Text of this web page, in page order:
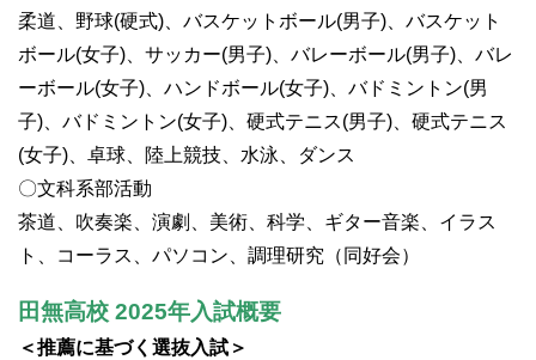
柔道、野球(硬式)、バスケットボール(男子)、バスケット
ボール(女子)、サッカー(男子)、バレーボール(男子)、バレ
ーボール(女子)、ハンドボール(女子)、バドミントン(男
子)、バドミントン(女子)、硬式テニス(男子)、硬式テニス
(女子)、卓球、陸上競技、水泳、ダンス
〇文科系部活動
茶道、吹奏楽、演劇、美術、科学、ギター音楽、イラス
ト、コーラス、パソコン、調理研究（同好会）
田無高校 2025年入試概要
＜推薦に基づく選抜入試＞